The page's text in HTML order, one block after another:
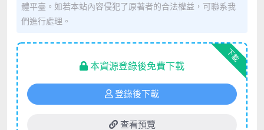
體平臺。如若本站內容侵犯了原著者的合法權益，可聯系我
們進行處理。
下載
本資源登錄後免費下載
登錄後下載
查看預覽